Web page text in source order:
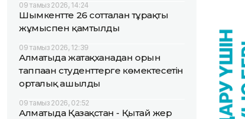
09 тамыз 2026, 14:24
Шымкентте 26 сотталған тұрақты
жұмыспен қамтылды
09 тамыз 2026, 12:39
Алматыда жатақханадан орын
таппаған студенттерге көмектесетін
орталық ашылды
09 тамыз 2026, 02:52
Алматыда Қазақстан - Қытай жер